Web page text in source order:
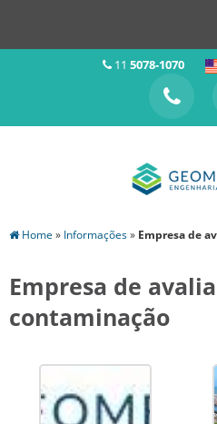
11 5078-1070
Home » Informações» Empresa de
Empresa de
contaminação